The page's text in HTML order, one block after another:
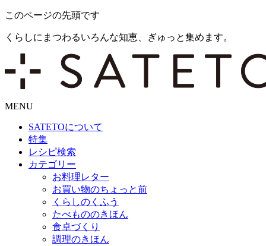
このページの先頭です
くらしにまつわるいろんな知恵、ぎゅっと集めます。
MENU
SATETOについて
特集
レシピ検索
カテゴリー
お料理レター
お買い物のちょっと前
くらしのくふう
たべもののきほん
食卓づくり
調理のきほん